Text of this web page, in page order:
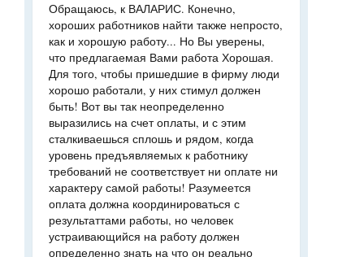
Обращаюсь, к ВАЛАРИС. Конечно,
хороших работников найти также непросто,
как и хорошую работу... Но Вы уверены,
что предлагаемая Вами работа Хорошая.
Для того, чтобы пришедшие в фирму люди
хорошо работали, у них стимул должен
быть! Вот вы так неопределенно
выразились на счет оплаты, и с этим
сталкиваешься сплошь и рядом, когда
уровень предъявляемых к работнику
требований не соответствует ни оплате ни
характеру самой работы! Разумеется
оплата должна координироваться с
результаттами работы, но человек
устраивающийся на работу должен
определенно знать на что он реально